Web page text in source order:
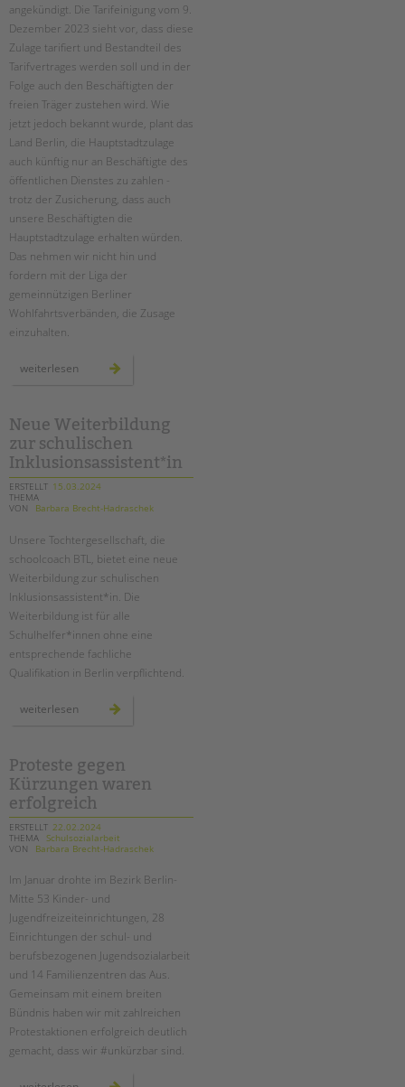
angekündigt. Die Tarifeinigung vom 9.
Dezember 2023 sieht vor, dass diese
Zulage tarifiert und Bestandteil des
Tarifvertrages werden soll und in der
Folge auch den Beschäftigten der
freien Träger zustehen wird. Wie
jetzt jedoch bekannt wurde, plant das
Land Berlin, die Hauptstadtzulage
auch künftig nur an Beschäftigte des
öffentlichen Dienstes zu zahlen -
trotz der Zusicherung, dass auch
unsere Beschäftigten die
Hauptstadtzulage erhalten würden.
Das nehmen wir nicht hin und
fordern mit der Liga der
gemeinnützigen Berliner
Wohlfahrtsverbänden, die Zusage
einzuhalten.
weiterlesen hauptstadtzulage
Neue Weiterbildung
zur schulischen
Inklusionsassistent*in
ERSTELLT 15.03.2024
THEMA
VON
Barbara Brecht-Hadraschek
Unsere Tochtergesellschaft, die
schoolcoach BTL, bietet eine neue
Weiterbildung zur schulischen
Inklusionsassistent*in. Die
Weiterbildung ist für alle
Schulhelfer*innen ohne eine
entsprechende fachliche
Qualifikation in Berlin verpflichtend.
weiterlesen
weiterbildung
Proteste gegen
Kürzungen waren
erfolgreich
ERSTELLT 22.02.2024
THEMA Schulsozialarbeit
VON
Barbara Brecht-Hadraschek
Im Januar drohte im Bezirk Berlin-
Mitte 53 Kinder- und
Jugendfreizeiteinrichtungen, 28
Einrichtungen der schul- und
berufsbezogenen Jugendsozialarbeit
und 14 Familienzentren das Aus.
Gemeinsam mit einem breiten
Bündnis haben wir mit zahlreichen
Protestaktionen erfolgreich deutlich
gemacht, dass wir #unkürzbar sind.